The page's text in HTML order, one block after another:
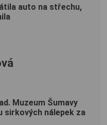
auto na střechu,
Muzeum Šumavy
sirkových nálepek za